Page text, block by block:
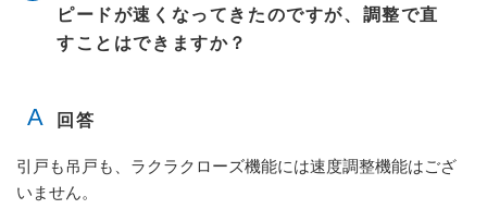
ピードが速くなってきたのですが、調整で直
すことはできますか？
引戸も吊戸も、ラクラクローズ機能には速度調整機能はござ
いません。